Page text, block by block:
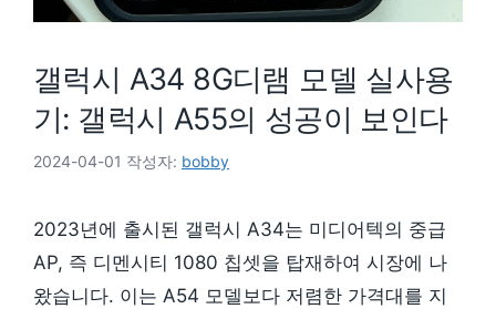
갤럭시 A34 8G디램 모델 실사용
기: 갤럭시 A55의 성공이 보인다
2024-04-01 작성자: bobby
2023년에 출시된 갤럭시 A34는 미디어텍의 중급
AP, 즉 디멘시티 1080 칩셋을 탑재하여 시장에 나
왔습니다. 이는 A54 모델보다 저렴한 가격대를 지